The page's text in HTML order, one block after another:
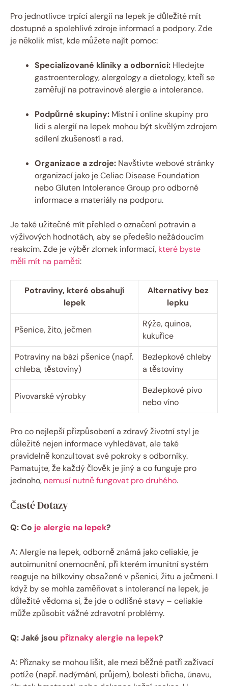
Pro jednotlivce trpící alergií na lepek je důležité mít
dostupné a spolehlivé zdroje informací a podpory. Zde
je několik míst, kde můžete najít pomoc:
Specializované kliniky a odborníci: Hledejte
gastroenterology, alergology a dietology, kteří se
zaměřují na potravinové alergie a intolerance.
Podpůrné skupiny: Místní i online skupiny pro
lidi s alergií na lepek mohou být skvělým zdrojem
sdílení zkušeností a rad.
Organizace a zdroje: Navštivte webové stránky
organizací jako je Celiac Disease Foundation
nebo Gluten Intolerance Group pro odborné
informace a materiály na podporu.
Je také užitečné mít přehled o označení potravin a
výživových hodnotách, aby se předešlo nežádoucím
reakcím. Zde je výběr zlomek informací, které byste
měli mít na paměti:
Potraviny, které obsahují
lepek
Alternativy bez
lepku
Pšenice, žito, ječmen
Rýže, quinoa,
kukuřice
Potraviny na bázi pšenice (např.
chleba, těstoviny)
Bezlepkové chleby
a těstoviny
Pivovarské výrobky
Bezlepkové pivo
nebo víno
Pro co nejlepší přizpůsobení a zdravý životní styl je
důležité nejen informace vyhledávat, ale také
pravidelně konzultovat své pokroky s odborníky.
Pamatujte, že každý člověk je jiný a co funguje pro
jednoho, nemusí nutně fungovat pro druhého.
Časté Dotazy
Q: Co je alergie na lepek?
A: Alergie na lepek, odborně známá jako celiakie, je
autoimunitní onemocnění, při kterém imunitní systém
reaguje na bílkoviny obsažené v pšenici, žitu a ječmeni. I
když by se mohla zaměňovat s intolerancí na lepek, je
důležité vědoma si, že jde o odlišné stavy – celiakie
může způsobit vážné zdravotní problémy.
Q: Jaké jsou příznaky alergie na lepek?
A: Příznaky se mohou lišit, ale mezi běžné patří zažívací
potíže (např. nadýmání, průjem), bolesti břicha, únavu,